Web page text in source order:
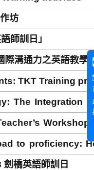
坊
師訓日」
際溝通力之英語教學
TKT Training
The Integration
to proficiency:
橋英語師訓日